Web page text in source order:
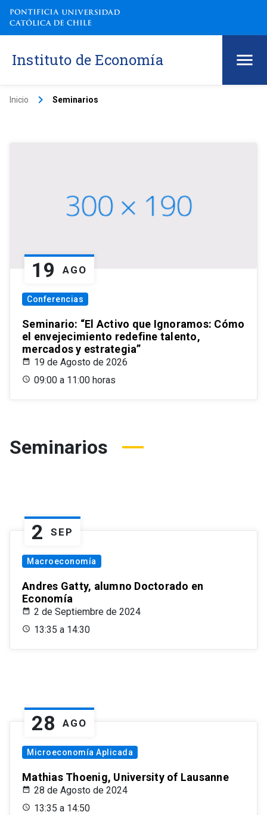
Instituto de Economía
Inicio keyboard_arrow_right Seminarios
19 AGO
Conferencias
Seminario: “El Activo que Ignoramos: Cómo
el envejecimiento redefine talento,
mercados y estrategia”
19 de Agosto de 2026
09:00 a 11:00 horas
Seminarios
2 SEP
Macroeconomía
Andres Gatty, alumno Doctorado en
Economía
2 de Septiembre de 2024
13:35 a 14:30
28 AGO
Microeconomía Aplicada
Mathias Thoenig, University of Lausanne
28 de Agosto de 2024
13:35 a 14:50